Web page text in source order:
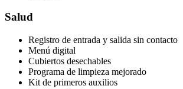
Salud
Registro de entrada y salida sin contacto
Menú digital
Cubiertos desechables
Programa de limpieza mejorado
Kit de primeros auxilios